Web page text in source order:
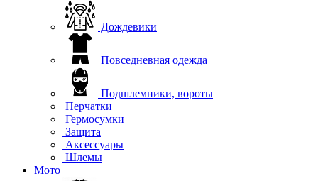
Дождевики
Повседневная одежда
Подшлемники, вороты
Перчатки
Гермосумки
Защита
Аксессуары
Шлемы
Мото